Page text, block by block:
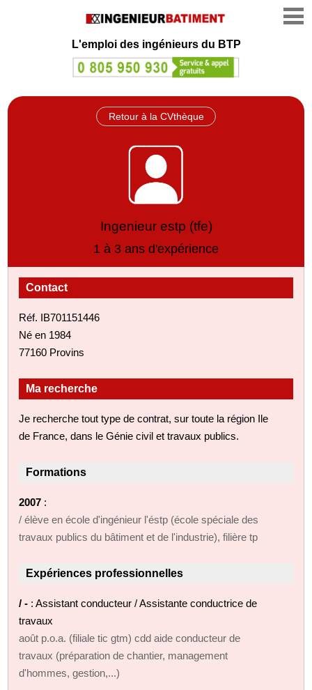
L'emploi des ingénieurs du BTP
Retour à la CVthèque
Ingenieur estp (tfe)
1 à 3 ans d'expérience
Contact
Réf. IB701151446
Né en 1984
77160 Provins
Ma recherche
Je recherche tout type de contrat, sur toute la région Ile
de France, dans le Génie civil et travaux publics.
Formations
2007 :
/ élève en école d'ingénieur l'éstp (école spéciale des
travaux publics du bâtiment et de l'industrie), filière tp
Expériences professionnelles
/ - : Assistant conducteur / Assistante conductrice de
travaux
août p.o.a. (filiale tic gtm) cdd aide conducteur de
travaux (préparation de chantier, management
d'hommes, gestion,...)